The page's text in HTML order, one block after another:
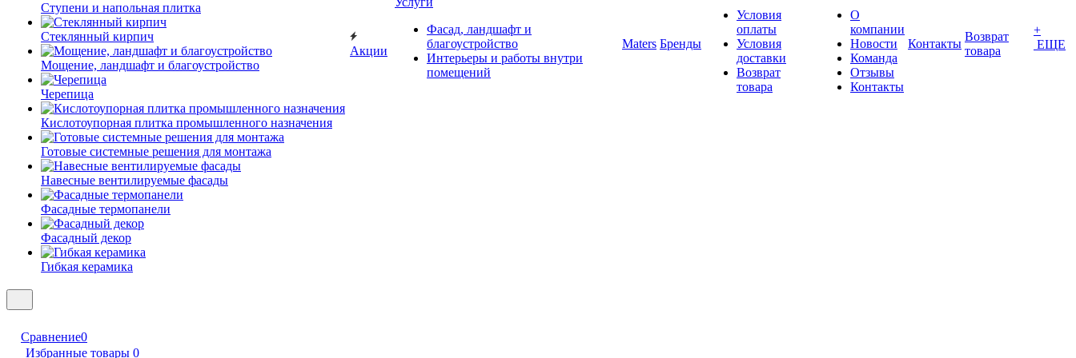
Ступени и напольная плитка
Cтеклянный кирпич
Мощение, ландшафт и благоустройство
Черепица
Кислотоупорная плитка промышленного назначения
Готовые системные решения для монтажа
Навесные вентилируемые фасады
Фасадные термопанели
Фасадный декор
Гибкая керамика
Акции
Фасад, ландшафт и
благоустройство
Интерьеры и работы внутри
помещений
Maters Бренды
Условия
оплаты
Условия
доставки
Возврат
товара
О
компании
Новости
Команда
Отзывы
Контакты
Контакты
Возврат
товара
+
ЕЩЕ
Сравнение0
Избранные товары 0